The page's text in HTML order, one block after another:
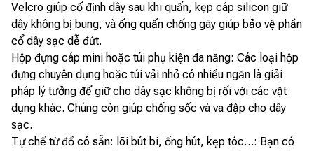
Velcro giúp cố định dây sau khi quấn, kẹp cáp silicon giữ
dây không bị bung, và ống quấn chống gãy giúp bảo vệ phần
cổ dây sạc dễ đứt.
Hộp đựng cáp mini hoặc túi phụ kiện đa năng: Các loại hộp
đựng chuyên dụng hoặc túi vải nhỏ có nhiều ngăn là giải
pháp lý tưởng để giữ cho dây sạc không bị rối với các vật
dụng khác. Chúng còn giúp chống sốc và va đập cho dây
sạc.
Tự chế từ đồ có sẵn: lõi bút bi, ống hút, kẹp tóc…: Bạn có